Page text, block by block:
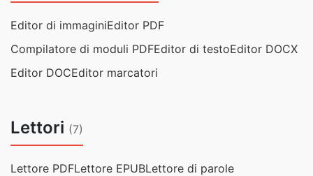
Editor di immaginiEditor PDF
Compilatore di moduli PDFEditor di testoEditor DOCX
Editor DOCEditor marcatori
Lettori (7)
Lettore PDFLettore EPUBLettore di parole